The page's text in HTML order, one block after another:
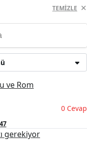
TEMIZLE
ve Rom
0 Cevap
gerekiyor